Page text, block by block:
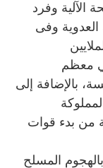
الآلية وفرد
وفى
معظم
المصرية لتحرق نحو 20 كنيسة، بالإضافة إلى
من بدء قوات
المسلح